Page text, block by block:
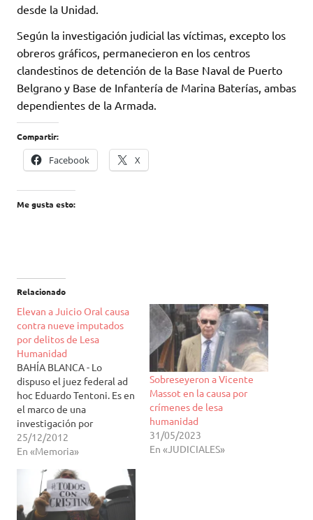
desde la Unidad.
Según la investigación judicial las víctimas, excepto los
obreros gráficos, permanecieron en los centros
clandestinos de detención de la Base Naval de Puerto
Belgrano y Base de Infantería de Marina Baterías, ambas
dependientes de la Armada.
Compartir:
Facebook X
Me gusta esto:
Relacionado
Elevan a Juicio Oral causa
contra nueve imputados
por delitos de Lesa
Humanidad
BAHÍA BLANCA - Lo
dispuso el juez federal ad
hoc Eduardo Tentoni. Es en
el marco de una
investigación por
violaciones a los derechos
humanos cometidas
dictadura militar en
jurisdicción de la Armada
Argentina. El juez federal
25/12/2012
En «Memoria»
Sobreseyeron a Vicente
Massot en la causa por
crímenes de lesa
humanidad
31/05/2023
En «JUDICIALES»